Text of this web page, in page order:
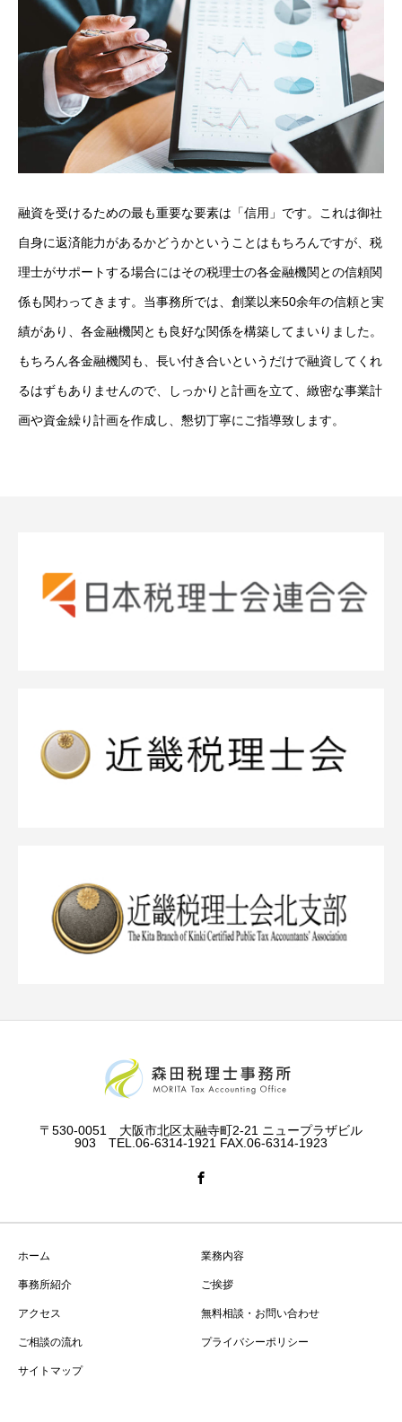
融資を受けるための最も重要な要素は「信用」です。これは御社
自身に返済能力があるかどうかということはもちろんですが、税
理士がサポートする場合にはその税理士の各金融機関との信頼関
係も関わってきます。当事務所では、創業以来50余年の信頼と実
績があり、各金融機関とも良好な関係を構築してまいりました。
もちろん各金融機関も、長い付き合いというだけで融資してくれ
るはずもありませんので、しっかりと計画を立て、緻密な事業計
画や資金繰り計画を作成し、懇切丁寧にご指導致します。
〒530-0051 大阪市北区太融寺町2-21 ニュープラザビル
903 TEL.06-6314-1921 FAX.06-6314-1923
ホーム 業務内容
事務所紹介 ご挨拶
アクセス 無料相談・お問い合わせ
ご相談の流れ プライバシーポリシー
サイトマップ